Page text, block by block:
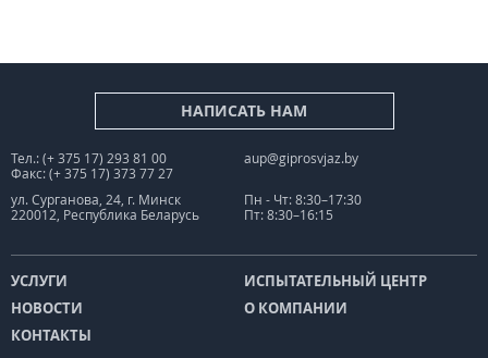
НАПИСАТЬ НАМ
Тел.: (+ 375 17) 293 81 00
Факс: (+ 375 17) 373 77 27
aup@giprosvjaz.by
ул. Сурганова, 24, г. Минск
220012, Республика Беларусь
Пн - Чт: 8:30–17:30
Пт: 8:30–16:15
УСЛУГИ
ИСПЫТАТЕЛЬНЫЙ ЦЕНТР
НОВОСТИ
О КОМПАНИИ
КОНТАКТЫ